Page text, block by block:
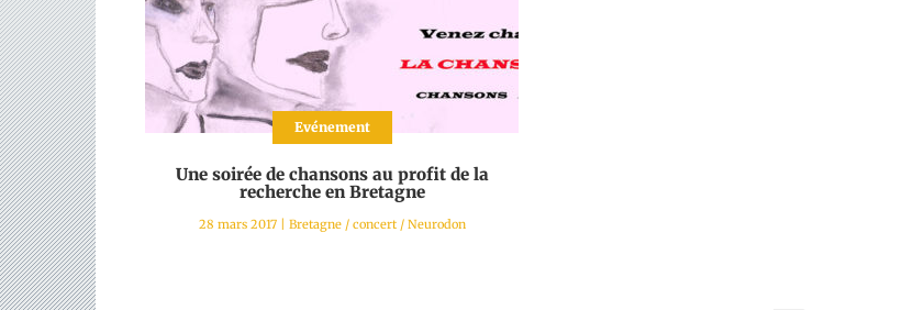
Evénement
Une soirée de chansons au profit de la
recherche en Bretagne
28 mars 2017| Bretagne/ concert/ Neurodon